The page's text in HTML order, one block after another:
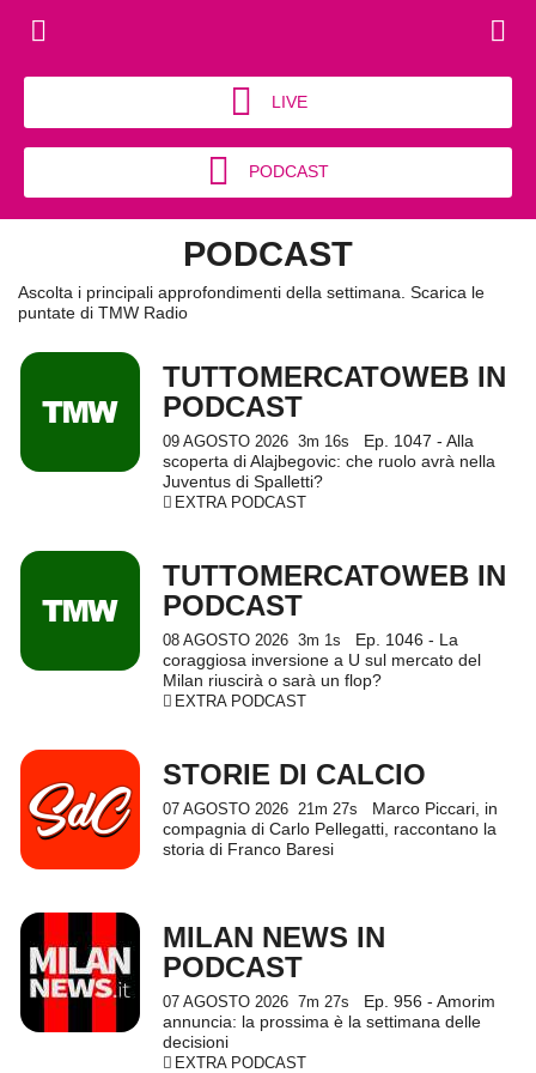
LIVE
PODCAST
PODCAST
Ascolta i principali approfondimenti della settimana. Scarica le
puntate di TMW Radio
TUTTOMERCATOWEB IN
PODCAST
09 AGOSTO 2026 3m 16s
Ep. 1047 - Alla
scoperta di Alajbegovic: che ruolo avrà nella
Juventus di Spalletti?
EXTRA PODCAST
TUTTOMERCATOWEB IN
PODCAST
08 AGOSTO 2026 3m 1s
Ep. 1046 - La
coraggiosa inversione a U sul mercato del
Milan riuscirà o sarà un flop?
EXTRA PODCAST
STORIE DI CALCIO
07 AGOSTO 2026 21m 27s
Marco Piccari, in
compagnia di Carlo Pellegatti, raccontano la
storia di Franco Baresi
MILAN NEWS IN
PODCAST
07 AGOSTO 2026 7m 27s
Ep. 956 - Amorim
annuncia: la prossima è la settimana delle
decisioni
EXTRA PODCAST